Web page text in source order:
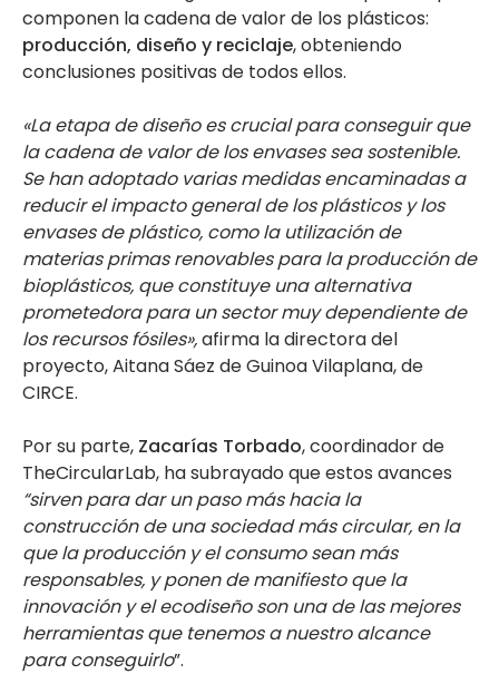
componen la cadena de valor de los plásticos:
producción, diseño y reciclaje, obteniendo
conclusiones positivas de todos ellos.
«La etapa de diseño es crucial para conseguir que
la cadena de valor de los envases sea sostenible.
Se han adoptado varias medidas encaminadas a
reducir el impacto general de los plásticos y los
envases de plástico, como la utilización de
materias primas renovables para la producción de
bioplásticos, que constituye una alternativa
prometedora para un sector muy dependiente de
los recursos fósiles»,afirma la directora del
proyecto, Aitana Sáez de Guinoa Vilaplana, de
CIRCE.
Por su parte, Zacarías Torbado, coordinador de
TheCircularLab, ha subrayado que estos avances
“sirven para dar un paso más hacia la
construcción de una sociedad más circular, en la
que la producción y el consumo sean más
responsables, y ponen de manifiesto que la
innovación y el ecodiseño son una de las mejores
herramientas que tenemos a nuestro alcance
para conseguirlo”.